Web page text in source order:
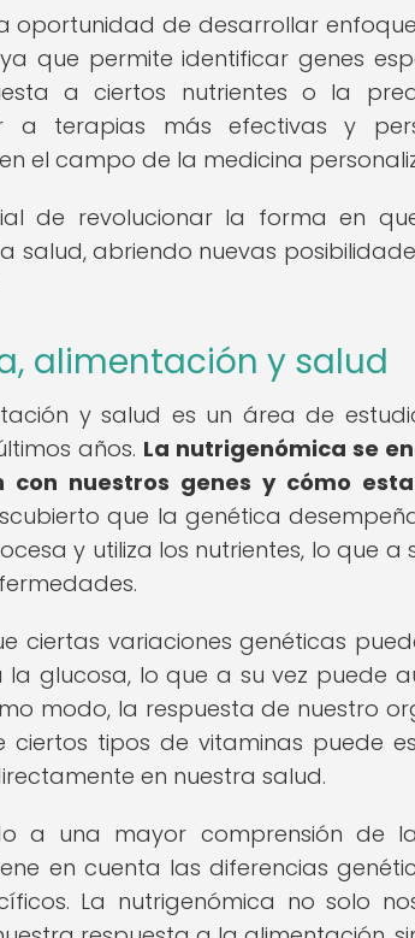
oportunidad de desarrollar
que permite identificar genes
a ciertos nutrientes o la
a terapias más efectivas y
el campo de la medicina
de revolucionar la forma en
salud, abriendo nuevas
alimentación y salud
y salud es un área de
años. La nutrigenómica se
nuestros genes y cómo
que la genética
y utiliza los nutrientes, lo que
ciertas variaciones genéticas
glucosa, lo que a su vez puede
modo, la respuesta de nuestro
tipos de vitaminas puede
en nuestra salud.
a una mayor comprensión de
en cuenta las diferencias
La nutrigenómica no solo